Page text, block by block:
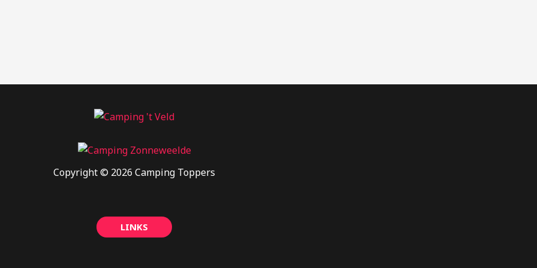
Copyright © 2026 Camping Toppers
LINKS